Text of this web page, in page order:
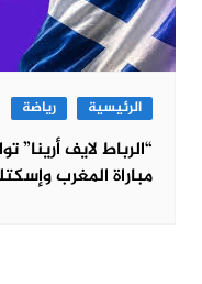
الرئيسية رياضة
“الرباط لايف أرينا”
مباراة المغرب